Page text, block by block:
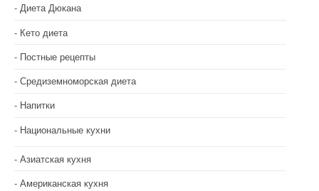
Диета Дюкана
Кето диета
Постные рецепты
Средиземноморская диета
Напитки
Национальные кухни
Азиатская кухня
Американская кухня